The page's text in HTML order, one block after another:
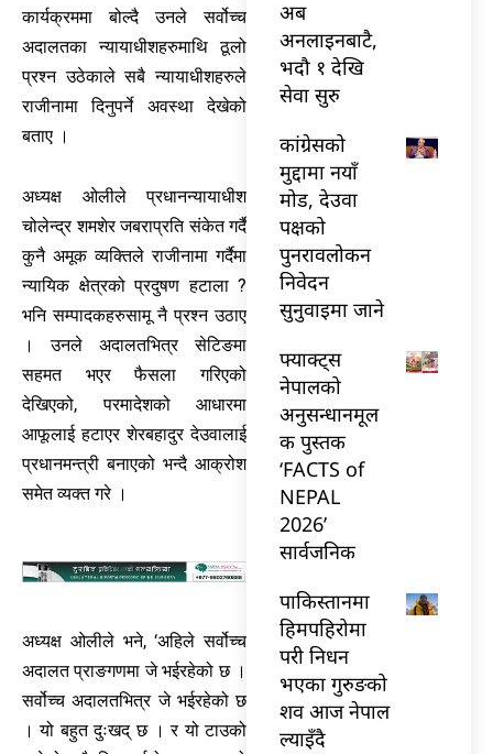
कार्यक्रममा बोल्दै उनले सर्वोच्च
अदालतका न्यायाधीशहरुमाथि ठूलो
प्रश्न उठेकाले सबै न्यायाधीशहरुले
राजीनामा दिनुपर्ने अवस्था देखेको
बताए ।
अध्यक्ष ओलीले प्रधानन्यायाधीश
चोलेन्द्र शमशेर जबराप्रति संकेत गर्दै
कुनै अमूक व्यक्तिले राजीनामा गर्दैमा
न्यायिक क्षेत्रको प्रदुषण हटाला ?
भनि सम्पादकहरुसामू नै प्रश्न उठाए
। उनले अदालतभित्र सेटिङमा
सहमत भएर फैसला गरिएको
देखिएको, परमादेशको आधारमा
आफूलाई हटाएर शेरबहादुर देउवालाई
प्रधानमन्त्री बनाएको भन्दै आक्रोश
समेत व्यक्त गरे ।
अध्यक्ष ओलीले भने, ‘अहिले सर्वोच्च
अदालत प्राङगणमा जे भईरहेको छ ।
सर्वोच्च अदालतभित्र जे भईरहेको छ
। यो बहुत दुःखद् छ । र यो टाउको
अब
अनलाइनबाटै,
भदौ १ देखि
सेवा सुरु
कांग्रेसको
मुद्दामा नयाँ
मोड, देउवा
पक्षको
पुनरावलोकन
निवेदन
सुनुवाइमा जाने
फ्याक्ट्स
नेपालको
अनुसन्धानमूल
क पुस्तक
‘FACTS of
NEPAL
2026’
सार्वजनिक
पाकिस्तानमा
हिमपहिरोमा
परी निधन
भएका गुरुङको
शव आज नेपाल
ल्याइँदै